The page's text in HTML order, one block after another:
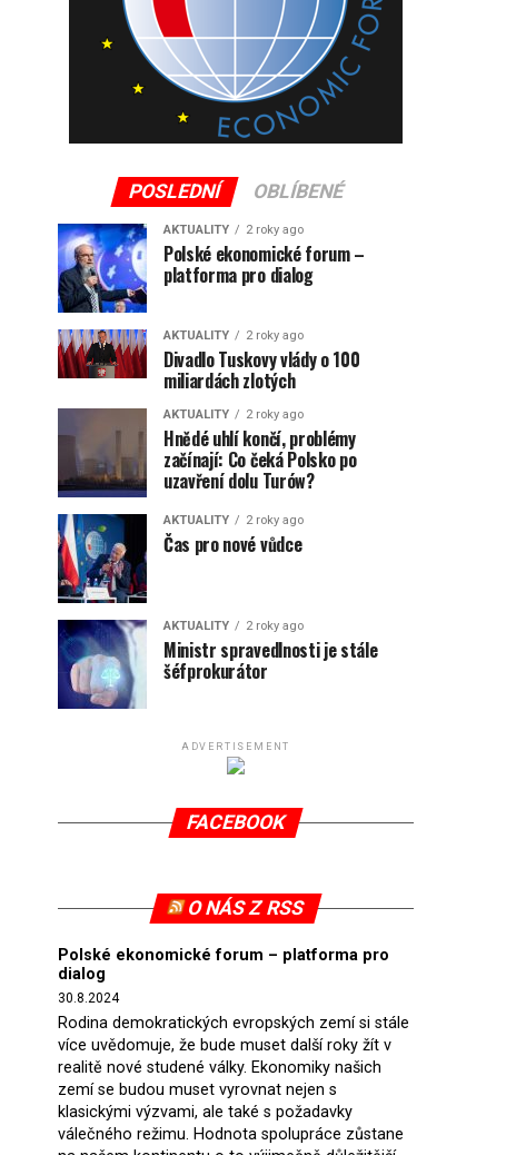
POSLEDNÍ OBLÍBENÉ
AKTUALITY 2 roky ago
Polské ekonomické forum –
platforma pro dialog
AKTUALITY 2 roky ago
Divadlo Tuskovy vlády o 100
miliardách zlotých
AKTUALITY 2 roky ago
Hnědé uhlí končí, problémy
začínají: Co čeká Polsko po
uzavření dolu Turów?
AKTUALITY 2 roky ago
Čas pro nové vůdce
AKTUALITY 2 roky ago
Ministr spravedlnosti je stále
šéfprokurátor
ADVERTISEMENT
FACEBOOK
O NÁS Z RSS
Polské ekonomické forum – platforma pro
dialog
30.8.2024
Rodina demokratických evropských zemí si stále
více uvědomuje, že bude muset další roky žít v
realitě nové studené války. Ekonomiky našich
zemí se budou muset vyrovnat nejen s
klasickými výzvami, ale také s požadavky
válečného režimu. Hodnota spolupráce zůstane